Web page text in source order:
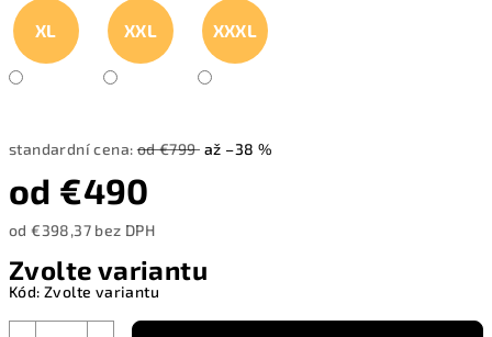
XL XXL XXXL
standardní cena: od €799 až –38 %
od €490
od€398,37 bez DPH
cena:
Zvolte variantu
Kód: Zvolte variantu